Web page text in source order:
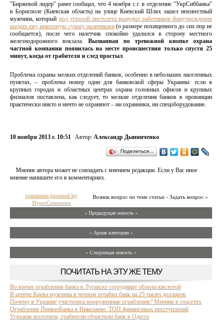
"Биржевой лидер" ранее сообщал, что 4 ноября с.г. в отделение "УкрСиббанка"
в Борисполе (Киевская область) на улице Киевский Шлях зашел неизвестный
мужчина, который под угрозой пистолета вынудил работников финучреждения
выдать ему некоторую сумму наличными(о размере похищенного до сих пор не
сообщается), после чего налетчик спокойно удалился в сторону местного
железнодорожного вокзала. Вызванная по тревожной кнопке охрана
частной компании появилась на месте происшествия только спустя 25
минут, когда от грабителя и след простыл.
Проблема охраны мелких отделений банков, особенно в небольших населенных
пунктах, – проблема номер один для банковской сферы Украины: если в
крупных городах и областных центрах охрана головных офисов и крупных
филиалов поставлена, как следует, то мелкие отделения банков в провинции
практически никто и ничто не охраняют – ни охранники, ни спецоборудование.
10 ноября 2013 г. 10:51 Автор: Александр Дынниченко
Поделиться…
Мнение автора может не совпадать с мнением редакции. Если у Вас иное
мнение напишите его в комментариях.
Возник вопрос по теме статьи - Задать вопрос »
comments powered by
HyperComments
« Предыдущая новость «
» Архив категории «
» Следующая новость »
ПОЧИТАТЬ НА ЭТУ ЖЕ ТЕМУ
Во время ограбления банка в Луганске сотрудницу облили кислотой
В центре Киева мужчина в черном ограбил банк на 25 тысяч долларов
Почему в Украине участились вооруженные ограбления? Мнения в соцсетях
Ограбление ПриватБанка в Николаеве. ТОП финансовых преступлений
Угрожая молотком, грабители обчистили банк в Одессе